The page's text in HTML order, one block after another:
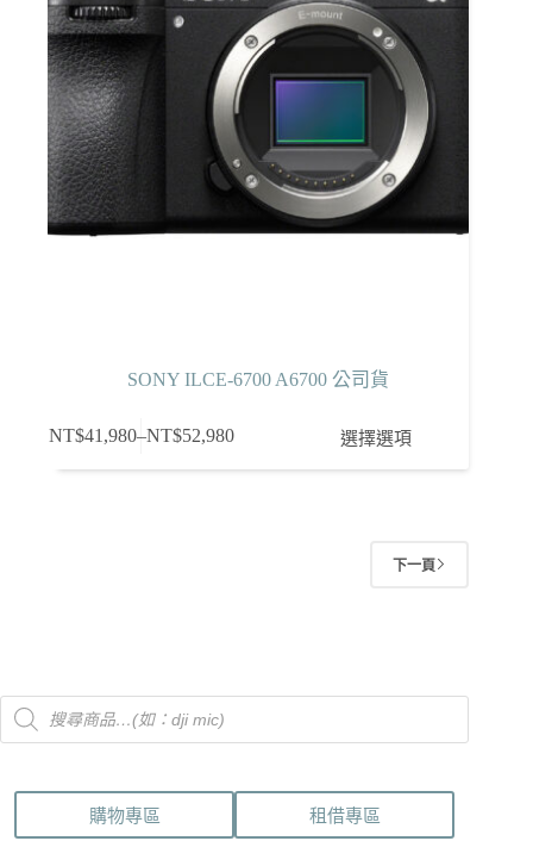
SONY ILCE-6700 A6700 公司貨
NT$41,980–NT$52,980 選擇選項
產
品
面
下一頁
Products
search
購物專區 租借專區